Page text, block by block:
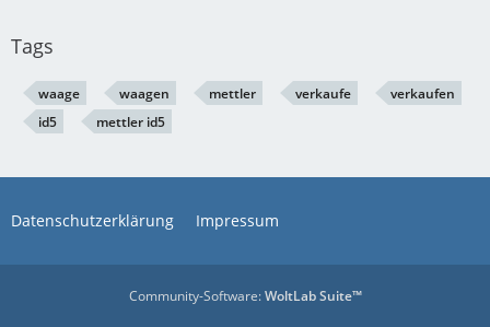
Tags
waage waagen mettler verkaufe
verkaufen
id5
mettler id5
Datenschutzerklärung Impressum
Community-Software:WoltLab Suite™